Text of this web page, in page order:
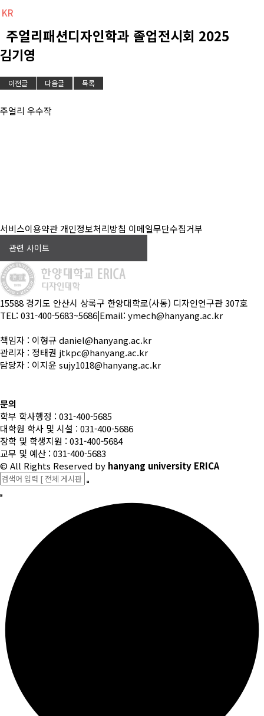
KR
주얼리패션디자인학과 졸업전시회 2025
김기영
이전글 다음글 목록
주얼리 우수작
서비스이용약관개인정보처리방침 이메일무단수집거부
관련 사이트
15588 경기도 안산시 상록구 한양대학로(사동) 디자인연구관 307호
TEL: 031-400-5683~5686 Email: ymech@hanyang.ac.kr
책임자 : 이형규 daniel@hanyang.ac.kr
관리자 : 정태권 jtkpc@hanyang.ac.kr
담당자 : 이지윤 sujy1018@hanyang.ac.kr
문의
학부 학사행정 : 031-400-5685
대학원 학사 및 시설 : 031-400-5686
장학 및 학생지원 : 031-400-5684
교무 및 예산 : 031-400-5683
© All Rights Reserved by hanyang university ERICA